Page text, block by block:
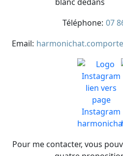
Téléphone: 07
Email:
Pour me contacter, vous